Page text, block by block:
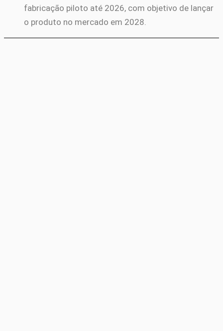
fabricação piloto até 2026, com objetivo de lançar
o produto no mercado em 2028.